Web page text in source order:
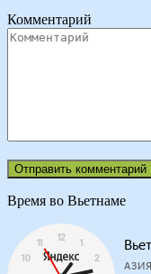
Комментарий
Время во Вьетнаме